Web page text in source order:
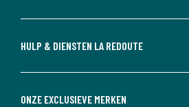
HULP & DIENSTEN LA REDOUTE
ONZE EXCLUSIEVE MERKEN